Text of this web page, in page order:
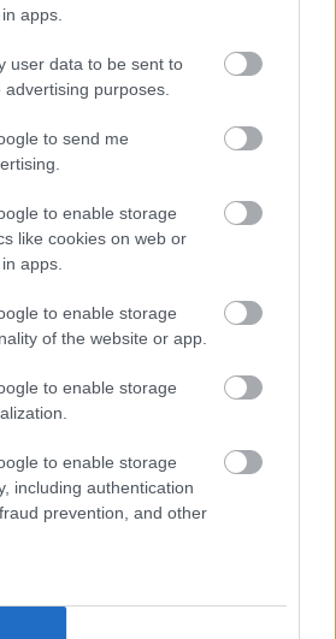
apps.
user data to be sent to
purposes.
to send me
to enable storage
like cookies on web or
apps.
to enable storage
of the website or app.
to enable storage
to enable storage
including authentication
prevention, and other
mežā
vietu
no
“Man nebija tās mātes
jūtas…” Elīna